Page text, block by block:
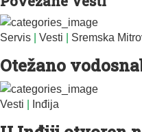
Servis Vesti Sremska
Otežano
Vesti Inđija